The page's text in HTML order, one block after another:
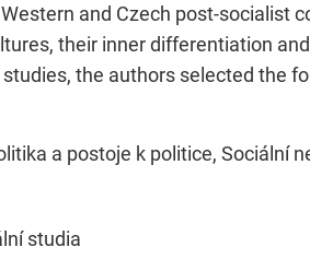
and Czech post-socialist
their inner differentiation
the authors selected the
a postoje k politice, Sociální
studia